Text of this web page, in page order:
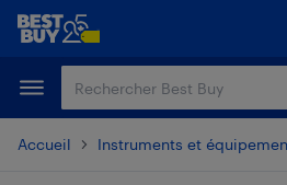
Passer
principal
Passer
Accueil Instruments et